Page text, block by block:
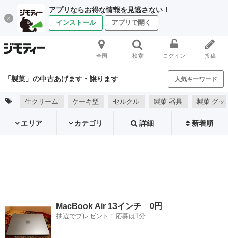
アプリならお得な情報を見逃さない！
インストール アプリで開く
全国 検索 ログイン 投稿
「製菓」の中古あげます・譲ります 人気キーワード
生クリーム ケーキ型 セルクル 製菓 器具 製菓 グッ
エリア カテゴリ 詳細 新着順
MacBook Air 13インチ 0円
抽選でプレゼント！応募は1分